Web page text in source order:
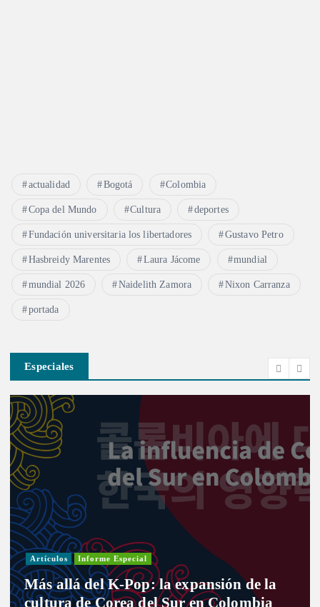
actualidad Bogotá Colombia
Copa del Mundo Cultura deportes
Fundación universitaria los libertadores Gustavo Petro
Hasbreidy Marentes Laura Jácome mundial
mundial 2026 Naidelith Zamora Nixon Carranza
portada
Especiales
Artículos Informe Especial
Más allá del K-Pop: la expansión de la
cultura de Corea del Sur en Colombia